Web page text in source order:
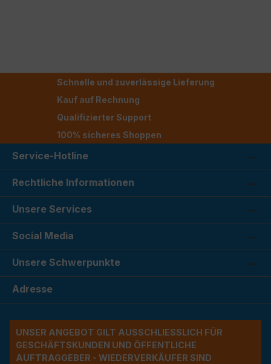
Schnelle und zuverlässige Lieferung
Kauf auf Rechnung
Qualifizierter Support
100% sicheres Shoppen
Service-Hotline
Rechtliche Informationen
Unsere Services
Social Media
Unsere Schwerpunkte
Adresse
UNSER ANGEBOT GILT AUSSCHLIESSLICH FÜR G
ESCHÄFTSKUNDEN UND ÖFFENTLICHE A
UFTRAGGEBER - WIEDERVERKÄUFER SIND A